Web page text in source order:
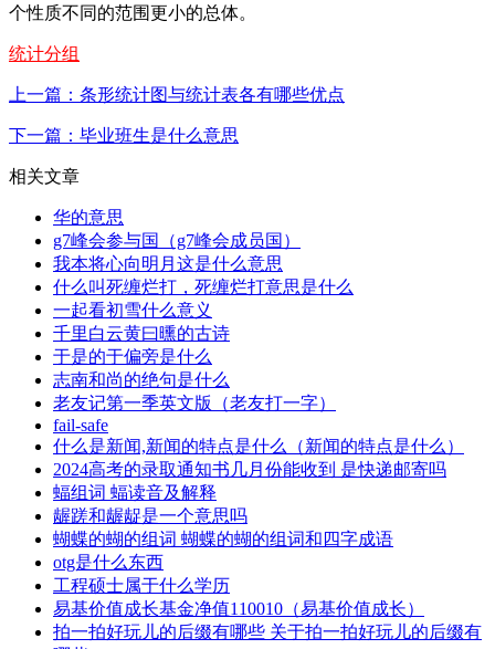
个性质不同的范围更小的总体。
统计分组
上一篇：条形统计图与统计表各有哪些优点
下一篇：毕业班生是什么意思
相关文章
华的意思
g7峰会参与国（g7峰会成员国）
我本将心向明月这是什么意思
什么叫死缠烂打，死缠烂打意思是什么
一起看初雪什么意义
千里白云黄曰曛的古诗
于是的于偏旁是什么
志南和尚的绝句是什么
老友记第一季英文版（老友打一字）
fail-safe
什么是新闻,新闻的特点是什么（新闻的特点是什么）
2024高考的录取通知书几月份能收到 是快递邮寄吗
蝠组词 蝠读音及解释
龌蹉和龌龊是一个意思吗
蝴蝶的蝴的组词 蝴蝶的蝴的组词和四字成语
otg是什么东西
工程硕士属于什么学历
易基价值成长基金净值110010（易基价值成长）
拍一拍好玩儿的后缀有哪些 关于拍一拍好玩儿的后缀有